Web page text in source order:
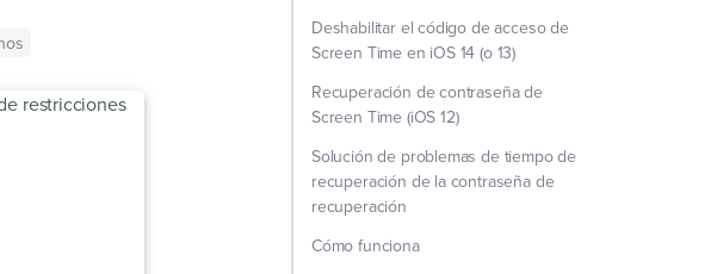
Deshabilitar el código de acceso de
Screen Time en iOS 14 (o 13)
Recuperación de contraseña de
Screen Time (iOS 12)
Solución de problemas de tiempo de
recuperación de la contraseña de
recuperación
Cómo funciona